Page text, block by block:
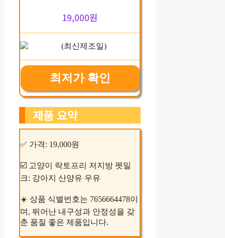
19,000원
최저가 확인
제품 요약
✅ 가격: 19,000원
☑️ 고양이 락토프리 저지방 펫밀
크: 강아지 산양유 우유
☀️ 상품 식별번호는 7656664478이
며, 뛰어난 내구성과 안정성을 갖
춘 품질 좋은 제품입니다.